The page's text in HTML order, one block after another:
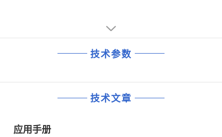
技术参数
技术文章
应用手册